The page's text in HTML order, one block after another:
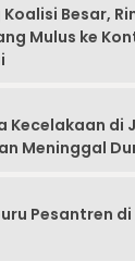
Besar,
Mulus ke
Kecelakaan di
Meninggal
Pesantren